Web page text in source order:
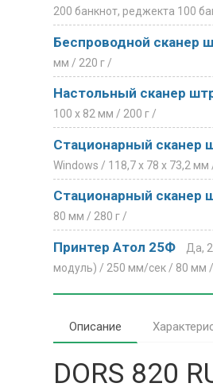
200 банкнот, реджекта 100
Беспроводной сканер
мм / 220 г /
Настольный сканер
100 x 82 мм / 200 г /
Стационарный сканер
Windows / 118,7 x 78 x 73,2 мм
Стационарный сканер
80 мм / 280 г /
Принтер Атол 25Ф Да,
модуль) / 250 мм/сек / 80 мм
Описание
DORS 820